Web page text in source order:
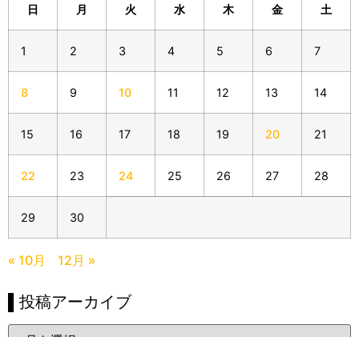
日 月 火 水 木 金 土
1 2 3 4 5 6 7
8 9 10 11 12 13 14
15 16 17 18 19 20 21
22 23 24 25 26 27 28
29 30
« 10月 12月 »
▌投稿アーカイブ